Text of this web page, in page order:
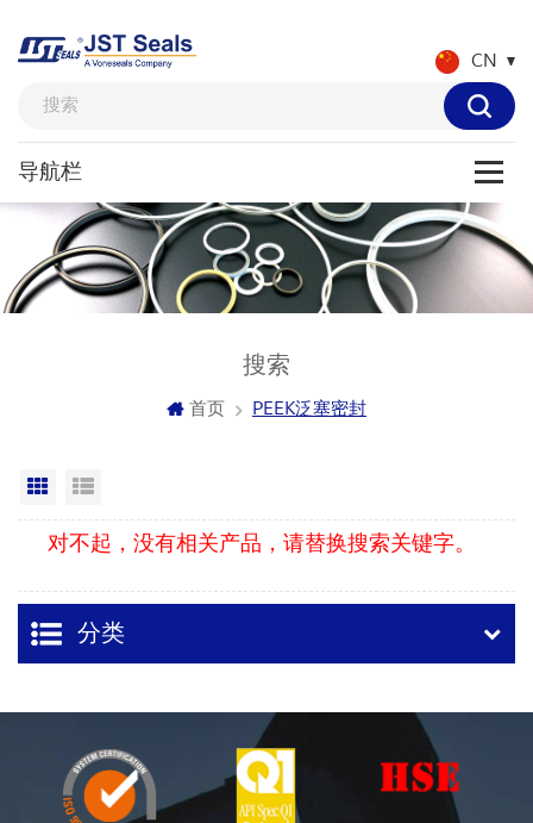
CN
搜索
首页 PEEK泛塞密封
网格视图
对不起，没有相关产品，请替换搜索关键字。
分类